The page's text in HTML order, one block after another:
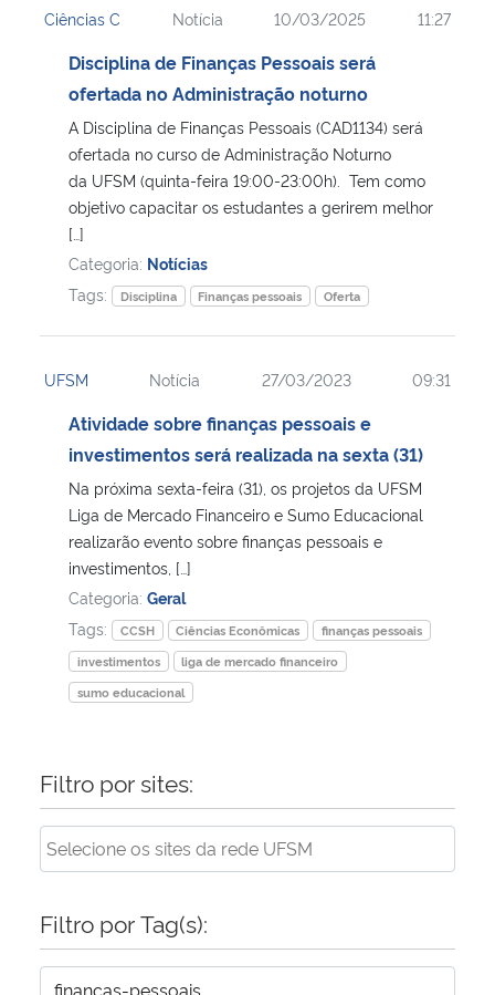
Ministério da Cidadania
Ministério da Saúde
Ministério de Minas e Energia
Ministério da Ciência, Tecnologia, Inovações e Comunicações
Ministério do Turismo
Ministério do Desenvolvimento Regional
Controladoria-Geral da União
Ministério da Mulher, da Família e dos Direitos Humanos
Secretaria-Geral
Secretaria de Governo
Gabinete de Segurança Institucional
Banco Central do Brasil
Planalto
Ciências C Notícia 10/03/2025 11:27
Disciplina de Finanças Pessoais será
ofertada no Administração noturno
A Disciplina de Finanças Pessoais (CAD1134) será
ofertada no curso de Administração Noturno
da UFSM (quinta-feira 19:00-23:00h). Tem como
objetivo capacitar os estudantes a gerirem melhor
[…]
Categoria: Notícias
Tags:
Disciplina Finanças pessoais Oferta
UFSM Notícia 27/03/2023 09:31
Atividade sobre finanças pessoais e
investimentos será realizada na sexta (31)
Na próxima sexta-feira (31), os projetos da UFSM
Liga de Mercado Financeiro e Sumo Educacional
realizarão evento sobre finanças pessoais e
investimentos, […]
Categoria: Geral
Tags:
CCSH Ciências Econômicas
finanças pessoais
investimentos
liga de mercado financeiro
sumo educacional
Filtro por sites:
Filtro por Tag(s):